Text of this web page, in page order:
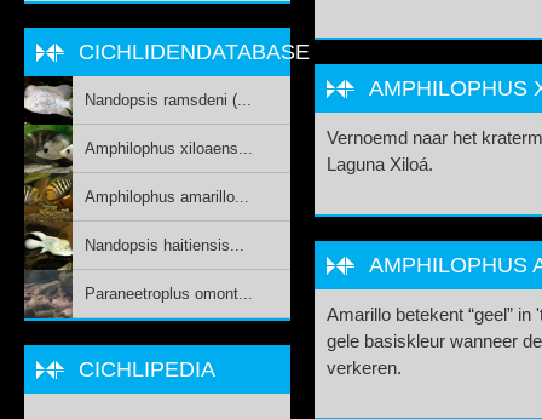
AMPHILOPHUS
Vernoemd naar het
Laguna Xiloá.
AMPHILOPHUS
Amarillo betekent “geel”
gele basiskleur wanneer
verkeren.
CICHLIDENDATABASE
Nandopsis ramsdeni (...
Amphilophus xiloaens...
Amphilophus amarillo...
Nandopsis haitiensis...
Paraneetroplus omont...
CICHLIPEDIA